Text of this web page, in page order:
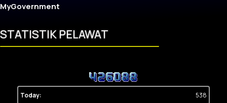
MyGovernment
STATISTIK PELAWAT
Today: 538